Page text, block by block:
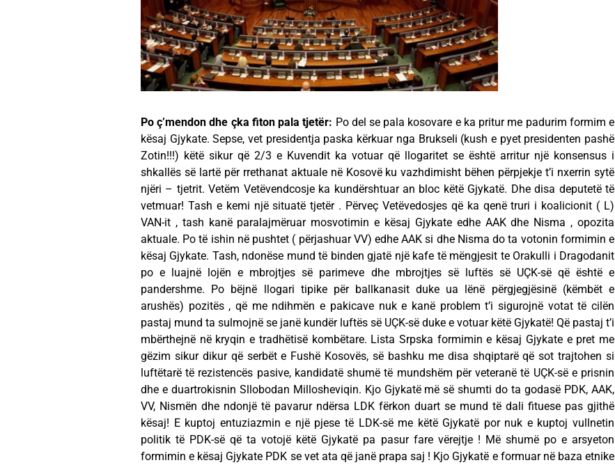
Po ç’mendon dhe çka fiton pala tjetër: Po del se pala kosovare e ka pritur me padurim formim e
kësaj Gjykate. Sepse, vet presidentja paska kërkuar nga Brukseli (kush e pyet presidenten pashë
Zotin!!!) këtë sikur që 2/3 e Kuvendit ka votuar që llogaritet se është arritur një konsensus i
shkallës së lartë për rrethanat aktuale në Kosovë ku vazhdimisht bëhen përpjekje t’i nxerrin sytë
njëri – tjetrit. Vetëm Vetëvendcosje ka kundërshtuar an bloc këtë Gjykatë. Dhe disa deputetë të
vetmuar! Tash e kemi një situatë tjetër . Përveç Vetëvedosjes që ka qenë truri i koalicionit ( L)
VAN-it , tash kanë paralajmëruar mosvotimin e kësaj Gjykate edhe AAK dhe Nisma , opozita
aktuale. Po të ishin në pushtet ( përjashuar VV) edhe AAK si dhe Nisma do ta votonin formimin e
kësaj Gjykate. Tash, ndonëse mund të binden gjatë një kafe të mëngjesit te Orakulli i Dragodanit
po e luajnë lojën e mbrojtjes së parimeve dhe mbrojtjes së luftës së UÇK-së që është e
pandershme. Po bëjnë llogari tipike për ballkanasit duke ua lënë përgjegjësinë (këmbët e
arushës) pozitës , që me ndihmën e pakicave nuk e kanë problem t’i sigurojnë votat të cilën
pastaj mund ta sulmojnë se janë kundër luftës së UÇK-së duke e votuar këtë Gjykatë! Që pastaj t’i
mbërthejnë në kryqin e tradhëtisë kombëtare. Lista Srpska formimin e kësaj Gjykate e pret me
gëzim sikur dikur që serbët e Fushë Kosovës, së bashku me disa shqiptarë që sot trajtohen si
luftëtarë të rezistencës pasive, kandidatë shumë të mundshëm për veteranë të UÇK-së e prisnin
dhe e duartrokisnin Sllobodan Millosheviqin. Kjo Gjykatë më së shumti do ta godasë PDK, AAK,
VV, Nismën dhe ndonjë të pavarur ndërsa LDK fërkon duart se mund të dali fituese pas gjithë
kësaj! E kuptoj entuziazmin e një pjese të LDK-së me këtë Gjykatë por nuk e kuptoj vullnetin
politik të PDK-së që ta votojë këtë Gjykatë pa pasur fare vërejtje ! Më shumë po e arsyeton
formimin e kësaj Gjykate PDK se vet ata që janë prapa saj ! Kjo Gjykatë e formuar në baza etnike